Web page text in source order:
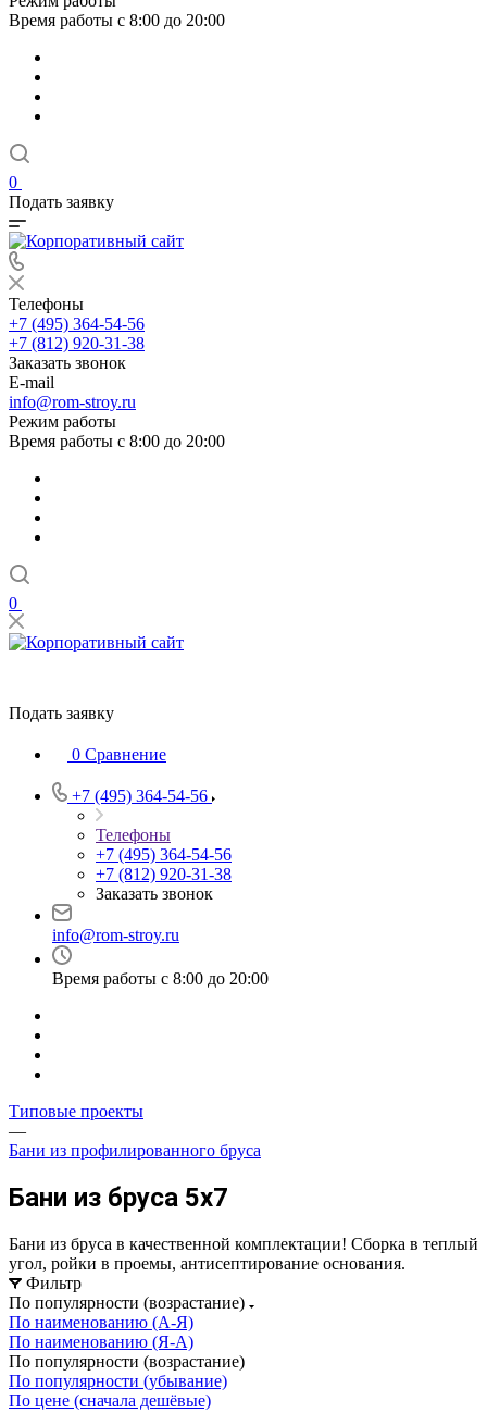
Время работы с 8:00 до 20:00
0
Подать заявку
Телефоны
+7 (495) 364-54-56
+7 (812) 920-31-38
Заказать звонок
E-mail
info@rom-stroy.ru
Режим работы
Время работы с 8:00 до 20:00
0
Подать заявку
0 Сравнение
+7 (495) 364-54-56
Телефоны
+7 (495) 364-54-56
+7 (812) 920-31-38
Заказать звонок
info@rom-stroy.ru
Время работы с 8:00 до 20:00
Типовые проекты
—
Бани из профилированного бруса
Бани из бруса 5x7
Бани из бруса в качественной комплектации! Сборка в теплый
угол, ройки в проемы, антисептирование основания.
Фильтр
По популярности (возрастание)
По наименованию (А-Я)
По наименованию (Я-А)
По популярности (возрастание)
По популярности (убывание)
По цене (сначала дешёвые)